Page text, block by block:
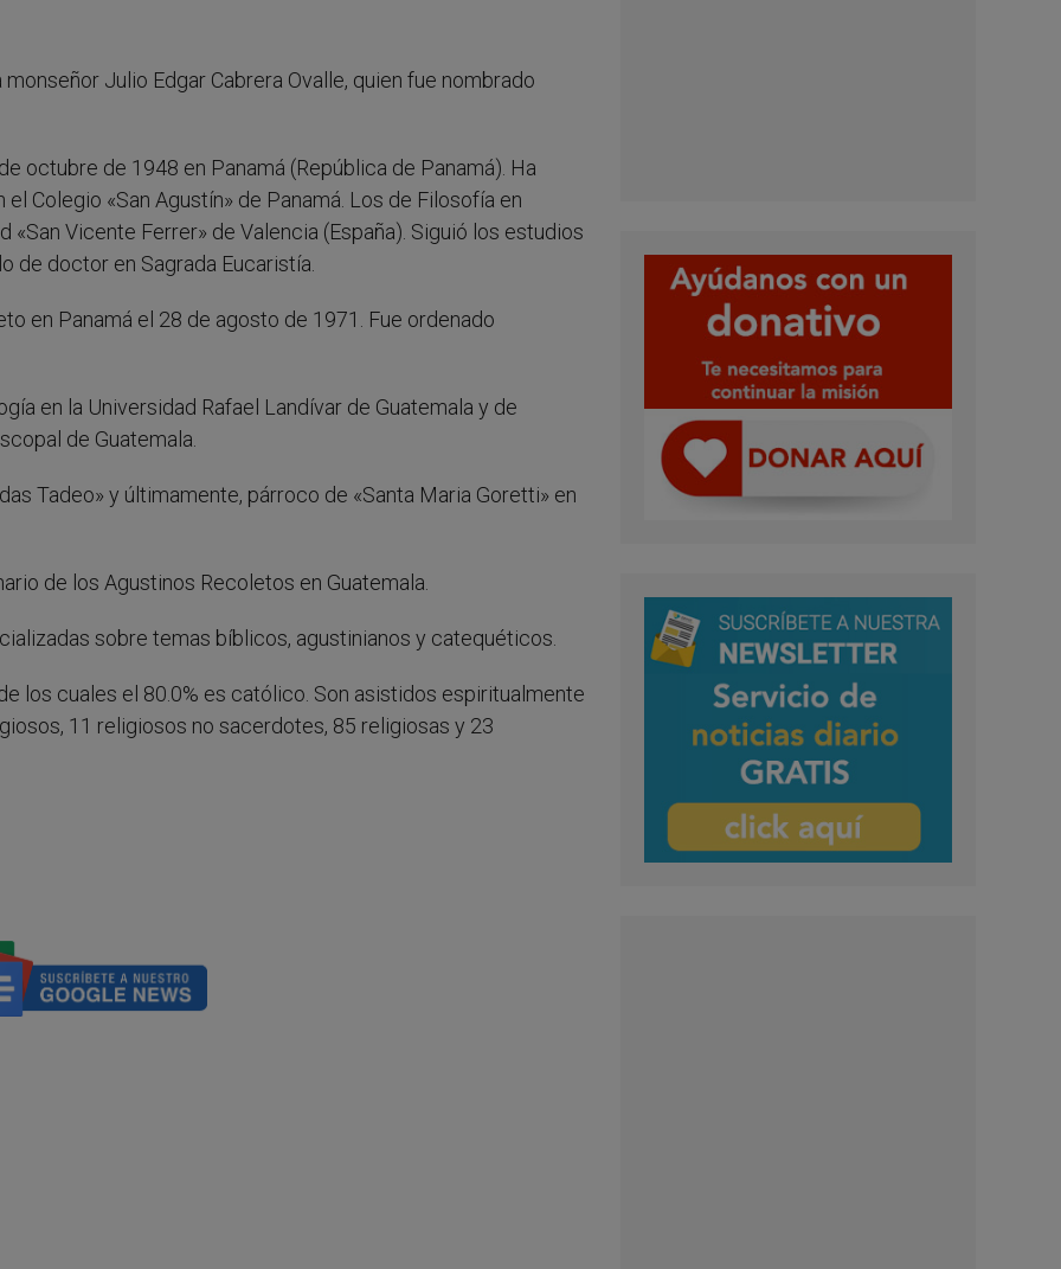
Julio Edgar Cabrera Ovalle, quien fue nombrado
octubre de 1948 en Panamá (República de Panamá). Ha
Colegio «San Agustín» de Panamá. Los de Filosofía en
«San Vicente Ferrer» de Valencia (España). Siguió los estudios
de doctor en Sagrada Eucaristía.
en Panamá el 28 de agosto de 1971. Fue ordenado
en la Universidad Rafael Landívar de Guatemala y de
de Guatemala.
Tadeo» y últimamente, párroco de «Santa Maria Goretti» en
de los Agustinos Recoletos en Guatemala.
sobre temas bíblicos, agustinianos y catequéticos.
los cuales el 80.0% es católico. Son asistidos espiritualmente
11 religiosos no sacerdotes, 85 religiosas y 23